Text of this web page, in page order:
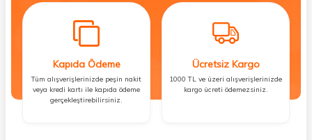
Kapıda Ödeme
Tüm alışverişlerinizde peşin nakit
veya kredi kartı ile kapıda ödeme
gerçekleştirebilirsiniz.
Ücretsiz Kargo
1000 TL ve üzeri alışverişlerinizde
kargo ücreti ödemezsiniz.